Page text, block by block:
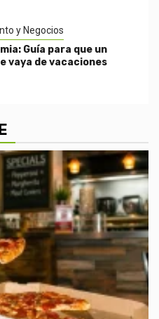
y Negocios
Guía para que un
vaya de vacaciones